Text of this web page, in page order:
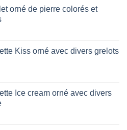
orné de pierre colorés et
Kiss orné avec divers grelots
:
Ice cream orné avec divers